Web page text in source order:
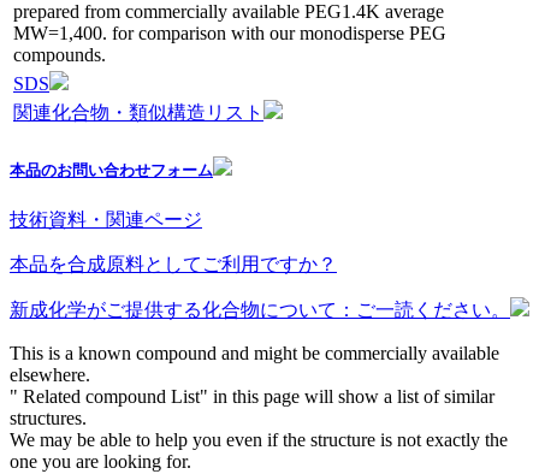
prepared from commercially available PEG1.4K average
MW=1,400. for comparison with our monodisperse PEG
compounds.
SDS
関連化合物・類似構造リスト
本品のお問い合わせフォーム
技術資料・関連ページ
本品を合成原料としてご利用ですか？
新成化学がご提供する化合物について：ご一読ください。
This is a known compound and might be commercially available
elsewhere.
" Related compound List" in this page will show a list of similar
structures.
We may be able to help you even if the structure is not exactly the
one you are looking for.